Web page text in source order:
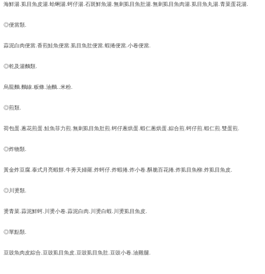
海鮮湯.虱目魚皮湯.蛤蜊湯.蚵仔湯.石斑鮮魚湯.無刺虱目魚肚湯.無刺虱目魚肉湯.虱目魚丸湯.青菜蛋花湯.
◎便當類.
蒜泥白肉便當.香煎鮭魚便當.虱目魚肚便當.蝦捲便當.小卷便當.
◎乾及湯麵類.
烏龍麵.麵線.粄條.油麵..米粉.
◎煎類.
荷包蛋.蔥花煎蛋.鮭魚菲力煎.無刺虱目魚肚煎.蚵仔蔥烘蛋.蝦仁蔥烘蛋.綜合煎.蚵仔煎.蝦仁煎.雙蛋煎.
◎炸物類.
黃金炸豆腐.泰式月亮蝦餅.牛蒡天婦羅.炸蚵仔.炸蝦捲.炸小卷.酥脆百花捲.炸虱目魚柳.炸虱目魚皮.
◎川燙類.
燙青菜.蒜泥鮮蚵.川燙小卷.蒜泥白肉.川燙白蝦.川燙虱目魚皮.
◎單點類.
豆豉魚肉皮綜合.豆豉虱目魚皮.豆豉虱目魚肚.豆豉小卷.油雞腿.